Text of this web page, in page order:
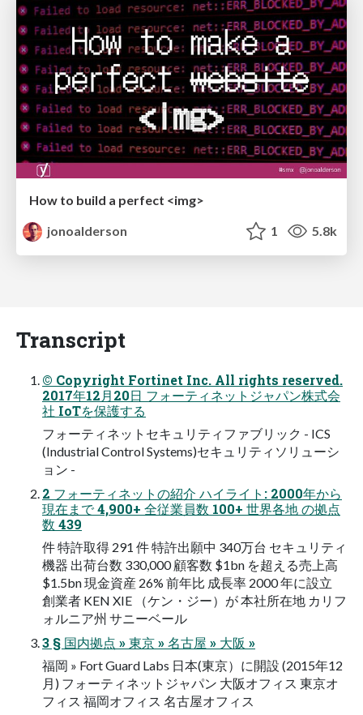
How to build a perfect <img>
jonoalderson
1 5.8k
Transcript
© Copyright Fortinet Inc. All rights reserved.
2017年12⽉20⽇ フォーティネットジャパン株式会
社 IoTを保護する
フォーティネットセキュリティファブリック - ICS
(Industrial Control Systems)セキュリティソリューシ
ョン -
2 フォーティネットの紹介 ハイライト: 2000年から
現在まで 4,900+ 全従業員数 100+ 世界各地 の拠点
数 439
件 特許取得 291 件 特許出願中 340万台 セキュリティ
機器 出荷台数 330,000 顧客数 $1bn を超える売上⾼
$1.5bn 現⾦資産 26% 前年⽐ 成⻑率 2000 年に設⽴
創業者 KEN XIE （ケン・ジー）が 本社所在地 カリフ
ォルニア州 サニーベール
3 § 国内拠点 » 東京 » 名古屋 » ⼤阪 »
福岡 » Fort Guard Labs ⽇本(東京）に開設 (2015年12
⽉) フォーティネットジャパン 大阪オフィス 東京オ
フィス 福岡オフィス 名古屋オフィス